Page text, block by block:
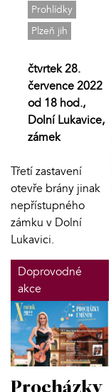
Prohlídky
Plzeň jih
čtvrtek 28.
července 2022
od 18 hod.,
Dolní Lukavice,
zámek
Třetí zastavení
otevře brány jinak
nepřístupného
zámku v Dolní
Lukavici.
Doprovodné
akce